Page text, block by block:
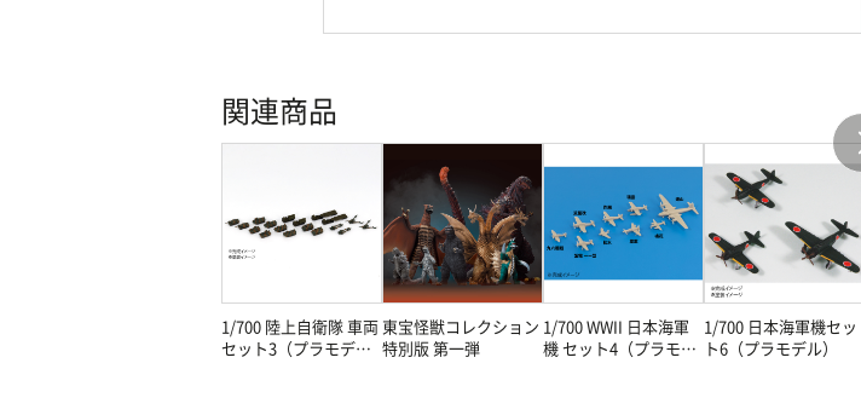
関連商品
1/700 陸上自衛隊 車両
セット3（プラモデ
東宝怪獣コレクション
特別版 第一弾
1/700 WWII 日本海軍
機 セット4（プラモデ
1/700 日本海軍機セッ
ト6（プラモデル）